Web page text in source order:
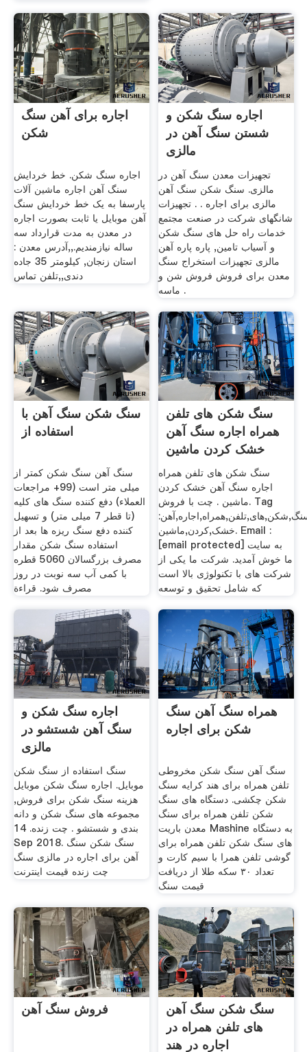
اجاره برای آهن سنگ
شکن
اجاره سنگ شکن. خط خردایش
سنگ آهن اجاره ماشین آلات
پارسفا به یک خط خردایش سنگ
آهن موبایل یا ثابت بصورت اجاره
در معدن به مدت قرارداد سه
ساله نیازمندیم.,,آدرس معدن :
استان زنجان, کیلومتر 35 جاده
دندی,,تلفن تماس
اجاره سنگ شکن و
شستن سنگ آهن در
مالزی
تجهیزات معدن سنگ آهن در
مالزی. سنگ شکن سنگ آهن
مالزی برای اجاره . . تجهیزات
شانگهای شرکت در صنعت مجتمع
خدمات راه حل های سنگ شکن
و آسیاب تامین, پاره پاره آهن
مالزی تجهیزات استخراج سنگ
معدن برای فروش فروش شن و
ماسه .
سنگ شکن سنگ آهن با
استفاده از
سنگ آهن سنگ شکن کمتر از
میلی متر است (99+ مراجعات
العملاء) دفع کننده سنگ های کلیه
(تا قطر 7 میلی متر) و تسهیل
کننده دفع سنگ ریزه ها بعد از
استفاده سنگ شکن مقدار
مصرف بزرگسالان 5060 قطره
با کمی آب سه نوبت در روز
مصرف شود. قراءة
سنگ شکن های تلفن
همراه اجاره سنگ آهن
خشک کردن ماشین
سنگ شکن های تلفن همراه
اجاره سنگ آهن خشک کردن
ماشین . چت با فروش. Tag
:سنگ,شکن,های,تلفن,همراه,اجاره,آهن
خشک,کردن,ماشین. Email :
[email protected] به سایت
ما خوش آمدید. شرکت ما یکی از
شرکت های با تکنولوژی بالا است
که شامل تحقیق و توسعه
اجاره سنگ شکن و
سنگ آهن شستشو در
مالزی
سنگ استفاده از سنگ شکن
موبایل. اجاره سنگ شکن موبایل
هزینه سنگ شکن برای فروش,
مجموعه های سنگ شکن و دانه
بندی و شستشو . چت زنده. 14
Sep 2018. سنگ شکن سنگ
آهن برای اجاره در مالزی سنگ
چت زنده قیمت اینترنت
همراه سنگ آهن سنگ
شکن برای اجاره
سنگ آهن سنگ شکن مخروطی
تلفن همراه برای هند کرایه سنگ
شکن چکشی. دستگاه های سنگ
شکن تلفن همراه برای سنگ
معدن باریت Mashine به دستگاه
های سنگ شکن تلفن همراه برای
گوشی تلفن همرا با سیم کارت و
تعداد ۳۰ سکه طلا از دریافت
قیمت سنگ
فروش سنگ آهن
سنگ شکن سنگ آهن
های تلفن همراه در
اجاره در هند